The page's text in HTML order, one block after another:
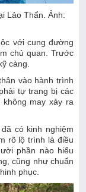
Lảo Thẩn. Ảnh:
với cung đường
chủ quan. Trước
càng.
vào hành trình
tự trang bị các
may xảy ra
có kinh nghiệm
rõ lộ trình là điều
phần nào hiểu
cũng như chuẩn
phục.